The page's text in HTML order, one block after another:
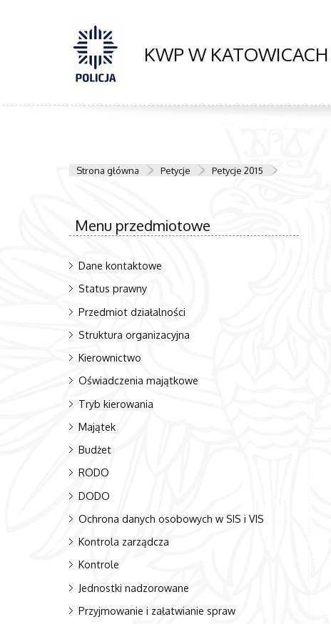
KWP W KATOWICACH
Strona główna Petycje Petycje 2015
Menu przedmiotowe
Dane kontaktowe
Status prawny
Przedmiot działalności
Struktura organizacyjna
Kierownictwo
Oświadczenia majątkowe
Tryb kierowania
Majątek
Budżet
RODO
DODO
Ochrona danych osobowych w SIS i VIS
Kontrola zarządcza
Kontrole
Jednostki nadzorowane
Przyjmowanie i załatwianie spraw